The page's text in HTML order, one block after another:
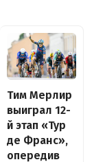
Тим Мерлир
выиграл 12-
й этап «Тур
де Франс»,
опередив